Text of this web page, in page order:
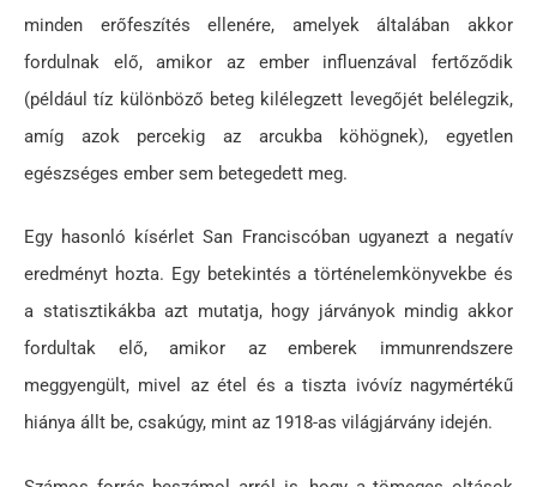
minden erőfeszítés ellenére, amelyek általában akkor
fordulnak elő, amikor az ember influenzával fertőződik
(például tíz különböző beteg kilélegzett levegőjét belélegzik,
amíg azok percekig az arcukba köhögnek), egyetlen
egészséges ember sem betegedett meg.
Egy hasonló kísérlet San Franciscóban ugyanezt a negatív
eredményt hozta. Egy betekintés a történelemkönyvekbe és
a statisztikákba azt mutatja, hogy járványok mindig akkor
fordultak elő, amikor az emberek immunrendszere
meggyengült, mivel az étel és a tiszta ivóvíz nagymértékű
hiánya állt be, csakúgy, mint az 1918-as világjárvány idején.